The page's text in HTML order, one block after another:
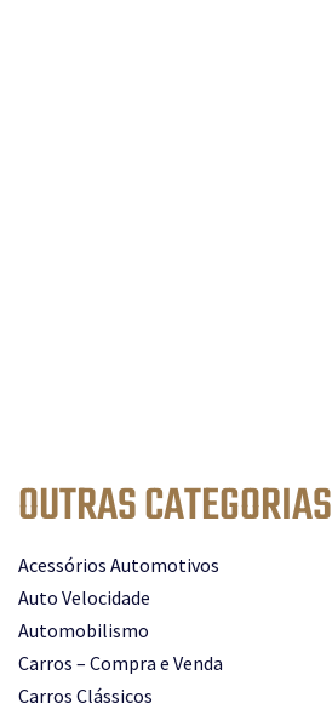
OUTRAS CATEGORIAS
Acessórios Automotivos
Auto Velocidade
Automobilismo
Carros – Compra e Venda
Carros Clássicos